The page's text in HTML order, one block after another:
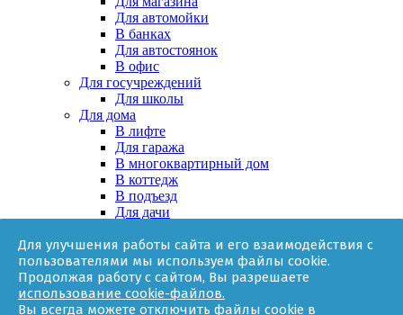
Для улучшения работы сайта и его взаимодействия с
пользователями мы используем файлы cookie.
Продолжая работу с сайтом, Вы разрешаете
использование cookie-файлов.
Вы всегда можете отключить файлы cookie в
Для автомойки
В банках
Для автостоянок
В офис
Для госучреждений
Для школы
Для дома
В лифте
Для гаража
В многоквартирный дом
В коттедж
В подъезд
Для дачи
За няней
В квартире
Для ТСЖ
Оборудование
Онлайн-калькулятор